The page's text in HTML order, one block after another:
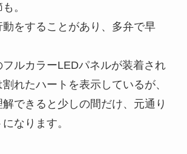
。
動をすることがあり、多弁で早
ルカラーLEDパネルが装着され
れたハートを表示しているが、
解できると少しの間だけ、元通り
なります。